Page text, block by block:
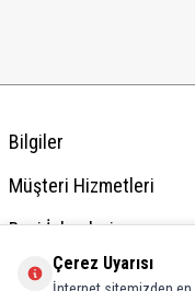
Bilgiler
Müşteri Hizmetleri
Bayi İşlemleri
Adres & İletişim
Çerez Uyarısı